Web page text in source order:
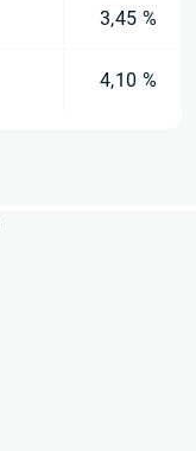
3,45 %
4,10 %